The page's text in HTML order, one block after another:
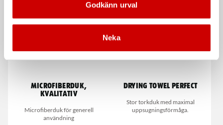
Godkänn urval
Neka
Microfiberduk,
Kvalitativ
Microfiberduk för generell
användning
Drying Towel Perfect
Stor torkduk med maximal
uppsugningsförmåga.